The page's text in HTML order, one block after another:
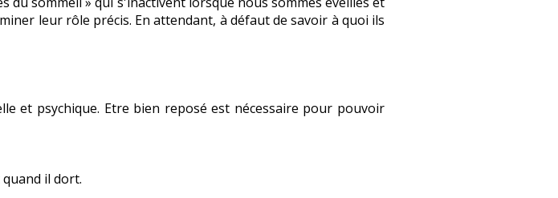
leur rôle précis. En attendant, à défaut de savoir à quoi ils
et psychique. Etre bien reposé est nécessaire pour pouvoir
il dort.